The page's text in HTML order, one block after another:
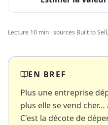
Lecture 10 min · sources Built to
EN BREF
Plus une entreprise
plus elle se vend
C'est la décote de